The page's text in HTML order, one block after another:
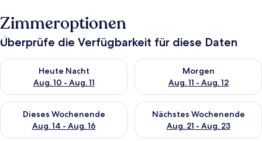
Zimmeroptionen
Überprüfe die Verfügbarkeit für diese Daten
Heute Nacht
Aug. 10 - Aug. 11
Überprüfe die Verfügbarkeit für heute Nacht, Aug. 10 - Aug.
Morgen
Aug. 11 - Aug. 12
Überprüfe die Verfügbarkeit
Dieses Wochenende
Aug. 14 - Aug. 16
Überprüfe die Verfügbarkeit für dieses Wochenende, Aug. 14
Nächstes Wochenende
Aug. 21 - Aug. 23
Überprüfe die Verfügbarkeit